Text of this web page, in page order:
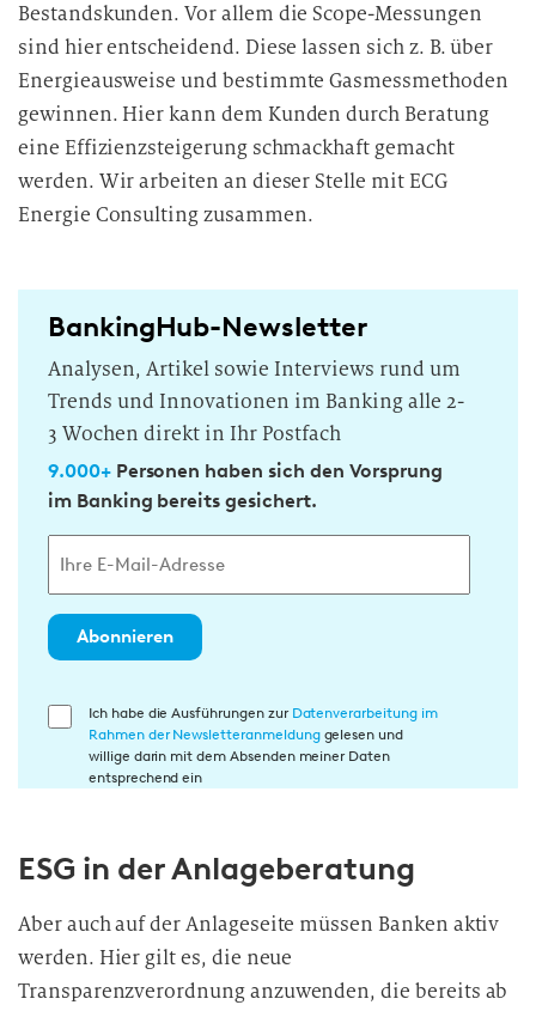
Bestandskunden. Vor allem die Scope-Messungen
sind hier entscheidend. Diese lassen sich z. B. über
Energieausweise und bestimmte Gasmessmethoden
gewinnen. Hier kann dem Kunden durch Beratung
eine Effizienzsteigerung schmackhaft gemacht
werden. Wir arbeiten an dieser Stelle mit ECG
Energie Consulting zusammen.
BankingHub-Newsletter
Analysen, Artikel sowie Interviews rund um
Trends und Innovationen im Banking alle 2-
3 Wochen direkt in Ihr Postfach
9.000+Personen haben sich den Vorsprung
im Banking bereits gesichert.
Abonnieren
E
l
i
g
u
Ich habe die Ausführungen zur Datenverarbeitung im
Rahmen der Newsletteranmeldunggelesen und
willige darin mit dem Absenden meiner Daten
entsprechend ein
ESG in der Anlageberatung
Aber auch auf der Anlageseite müssen Banken aktiv
werden. Hier gilt es, die neue
Transparenzverordnung anzuwenden, die bereits ab